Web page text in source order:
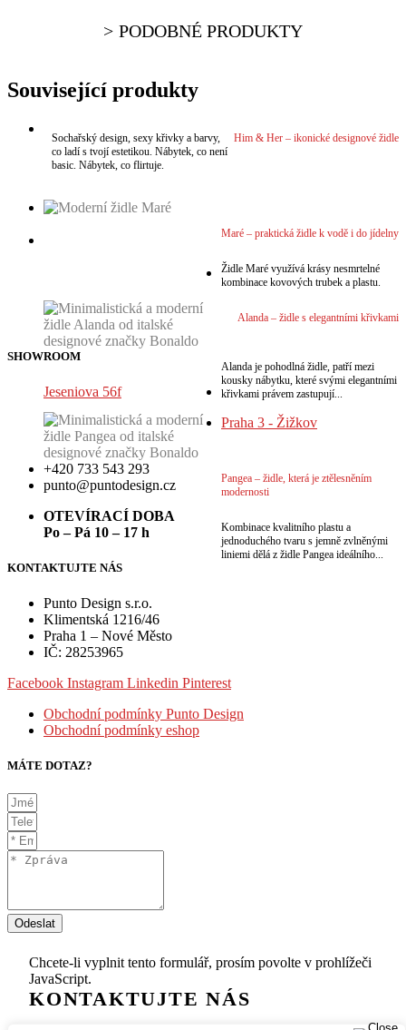
PODOBNÉ PRODUKTY
Související produkty
Him & Her – ikonické designové židle
Sochařský design, sexy křivky a barvy,
co ladí s tvojí estetikou. Nábytek, co není
basic. Nábytek, co flirtuje.
Maré – praktická židle k vodě i do jídelny
Židle Maré využívá krásy nesmrtelné
kombinace kovových trubek a plastu.
Alanda – židle s elegantními křivkami
Alanda je pohodlná židle, patří mezi
kousky nábytku, které svými elegantními
křivkami právem zastupují...
Pangea – židle, která je ztělesněním
modernosti
Kombinace kvalitního plastu a
jednoduchého tvaru s jemně zvlněnými
liniemi dělá z židle Pangea ideálního...
SHOWROOM
Jeseniova 56f
Praha 3 - Žižkov
+420 733 543 293
punto@puntodesign.cz
OTEVÍRACÍ DOBA
Po – Pá 10 – 17 h
KONTAKTUJTE NÁS
Punto Design s.r.o.
Klimentská 1216/46
Praha 1 – Nové Město
IČ: 28253965
Facebook Instagram Linkedin Pinterest
Obchodní podmínky Punto Design
Obchodní podmínky eshop
MÁTE DOTAZ?
Odeslat
Chcete-li vyplnit tento formulář, prosím povolte v prohlížeči
JavaScript.